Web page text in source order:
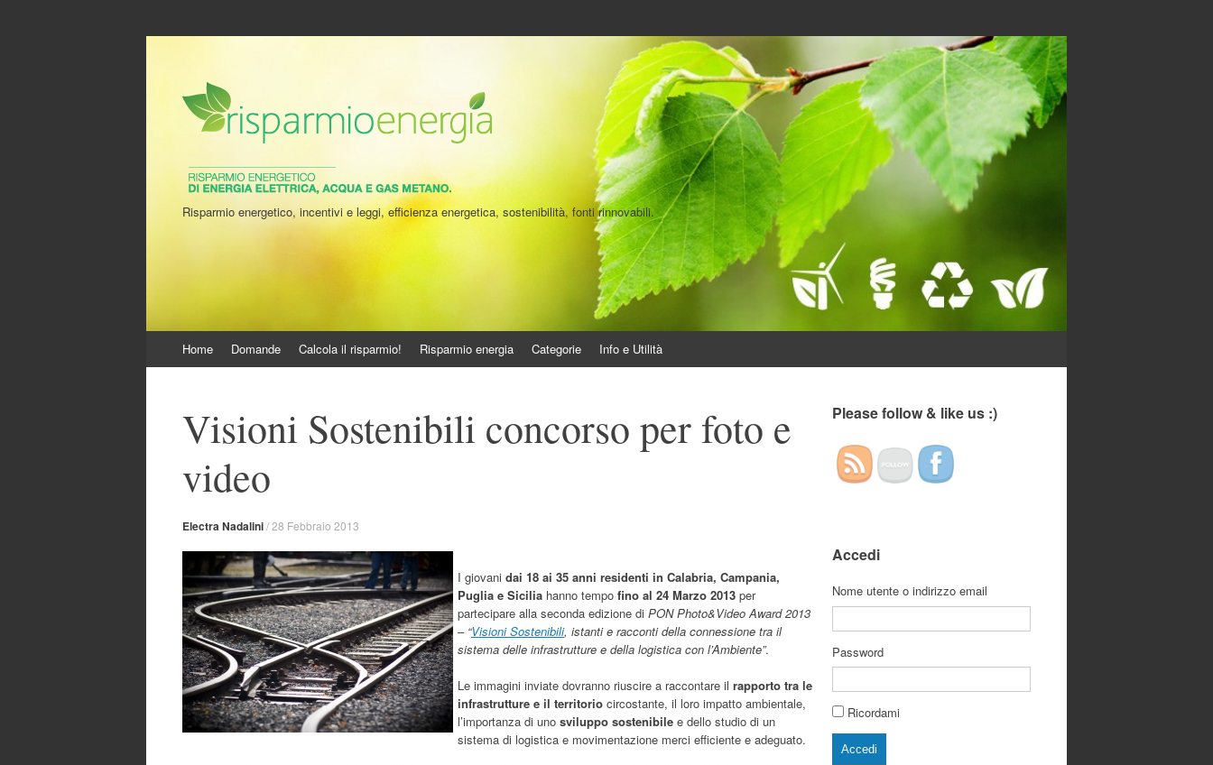
Risparmio energetico, incentivi e leggi, efficienza energetica, sostenibilità, fonti rinnovabili.
al
Home Domande Calcola il risparmio! Risparmio energia Categorie Info e Utilità
Visioni Sostenibili concorso per foto e
video
Electra Nadalini/28 Febbraio 2013
I giovani dai 18 ai 35 anni residenti in Calabria, Campania,
Puglia e Sicilia hanno tempo fino al 24 Marzo 2013 per
partecipare alla seconda edizione di PON Photo&Video Award 2013
– “Visioni Sostenibili, istanti e racconti della connessione tra il
sistema delle infrastrutture e della logistica con l’Ambiente”.
Le immagini inviate dovranno riuscire a raccontare il rapporto tra le
infrastrutture e il territorio circostante, il loro impatto ambientale,
l’importanza di uno sviluppo sostenibile e dello studio di un
sistema di logistica e movimentazione merci efficiente e adeguato.
Please follow & like us :)
Accedi
Nome utente o indirizzo email
Password
Ricordami
Accedi